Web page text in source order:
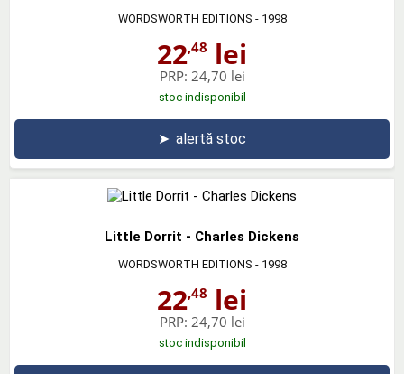
WORDSWORTH EDITIONS - 1998
22,48 lei
PRP: 24,70 lei
stoc indisponibil
➤ alertă stoc
Little Dorrit - Charles Dickens
WORDSWORTH EDITIONS - 1998
22,48 lei
PRP: 24,70 lei
stoc indisponibil